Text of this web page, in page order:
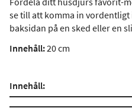
se till att komma in vordentligt
baksidan på en sked eller en
Innehåll:20 cm
Innehåll: